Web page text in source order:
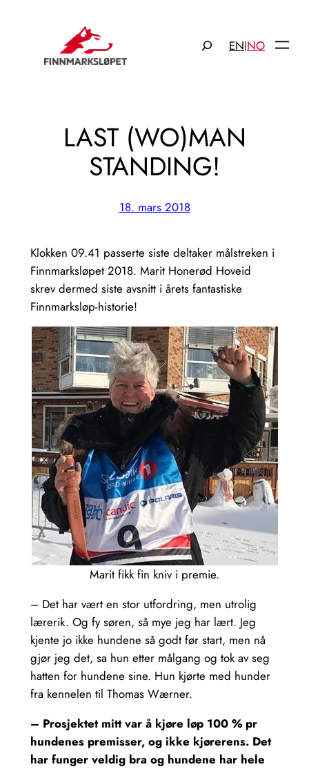
EN|NO
LAST (WO)MAN
STANDING!
18. mars 2018
Klokken 09.41 passerte siste deltaker målstreken i
Finnmarksløpet 2018. Marit Honerød Hoveid
skrev dermed siste avsnitt i årets fantastiske
Finnmarksløp-historie!
Marit fikk fin kniv i premie.
– Det har vært en stor utfordring, men utrolig
lærerik. Og fy søren, så mye jeg har lært. Jeg
kjente jo ikke hundene så godt før start, men nå
gjør jeg det, sa hun etter målgang og tok av seg
hatten for hundene sine. Hun kjørte med hunder
fra kennelen til Thomas Wærner.
– Prosjektet mitt var å kjøre løp 100 % pr
hundenes premisser, og ikke kjørerens. Det
har funger veldig bra og hundene har hele